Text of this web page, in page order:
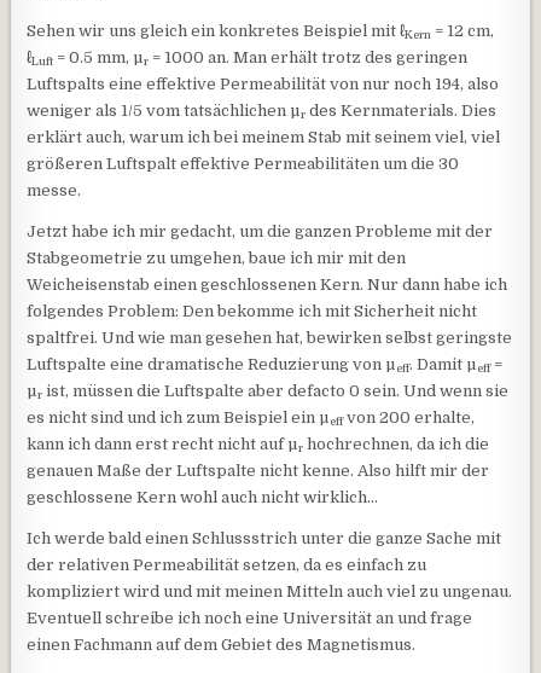
Sehen wir uns gleich ein konkretes Beispiel mit ℓKern = 12 cm,
ℓLuft = 0.5 mm, µr = 1000 an. Man erhält trotz des geringen
Luftspalts eine effektive Permeabilität von nur noch 194, also
weniger als 1/5 vom tatsächlichen µr des Kernmaterials. Dies
erklärt auch, warum ich bei meinem Stab mit seinem viel, viel
größeren Luftspalt effektive Permeabilitäten um die 30
messe.
Jetzt habe ich mir gedacht, um die ganzen Probleme mit der
Stabgeometrie zu umgehen, baue ich mir mit den
Weicheisenstab einen geschlossenen Kern. Nur dann habe ich
folgendes Problem: Den bekomme ich mit Sicherheit nicht
spaltfrei. Und wie man gesehen hat, bewirken selbst geringste
Luftspalte eine dramatische Reduzierung von µ eff. Damit µ eff=
µr ist, müssen die Luftspalte aber defacto 0 sein. Und wenn sie
es nicht sind und ich zum Beispiel ein µ effvon 200 erhalte,
kann ich dann erst recht nicht auf µr hochrechnen, da ich die
genauen Maße der Luftspalte nicht kenne. Also hilft mir der
geschlossene Kern wohl auch nicht wirklich…
Ich werde bald einen Schlussstrich unter die ganze Sache mit
der relativen Permeabilität setzen, da es einfach zu
kompliziert wird und mit meinen Mitteln auch viel zu ungenau.
Eventuell schreibe ich noch eine Universität an und frage
einen Fachmann auf dem Gebiet des Magnetismus.